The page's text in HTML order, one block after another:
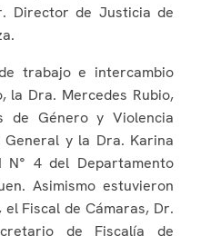
Director de Justicia de
trabajo e intercambio
la Dra. Mercedes Rubio,
de Género y Violencia
y la Dra. Karina
4 del Departamento
Asimismo estuvieron
Fiscal de Cámaras, Dr.
de Fiscalía de